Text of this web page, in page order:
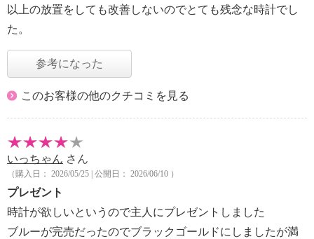
以上の放置をしても改善しないのでとても残念な時計でし
た。
参考になった
このお客様の他のクチコミを見る
いっちゃん さん
（購入日： 2026/05/25 | 公開日： 2026/06/10 ）
プレゼント
時計が欲しいというので主人にプレゼントしました
ブルーが完売だったのでブラックゴールドにしましたが満